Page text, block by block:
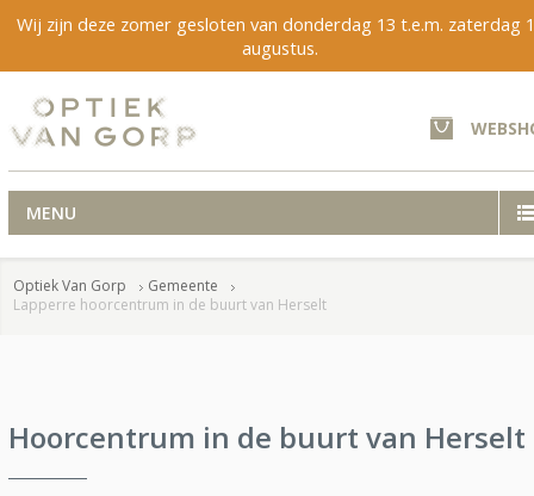
Wij zijn deze zomer gesloten van donderdag 13 t.e.m. zaterdag
augustus.
MENU
Optiek Van Gorp
Gemeente
Lapperre hoorcentrum in de buurt van Herselt
Hoorcentrum in de buurt van Herselt